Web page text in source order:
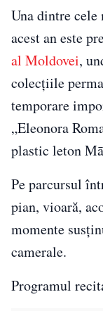
Una dintre cele
acest an este
al Moldovei,
colecțiile
temporare
„Eleonora
plastic leton
Pe parcursul
pian, vioară,
momente
camerale.
Programul